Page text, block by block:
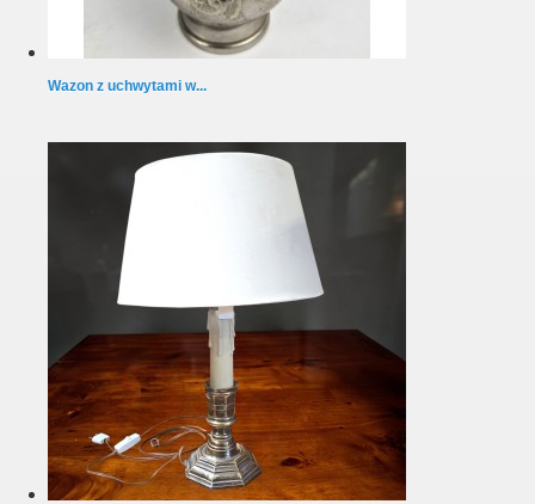
Wazon z uchwytami w...